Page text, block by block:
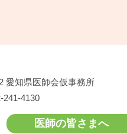
愛知県医師会仮事務所
241-4130
医師の皆さまへ